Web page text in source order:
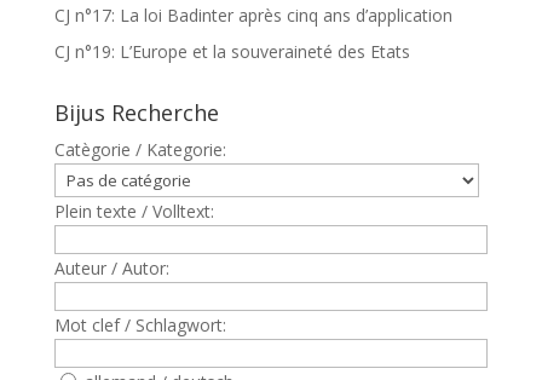
CJ n°17: La loi Badinter après cinq ans d’application
CJ n°19: L’Europe et la souveraineté des Etats
Bijus Recherche
Catègorie / Kategorie:
Plein texte / Volltext:
Auteur / Autor:
Mot clef / Schlagwort: